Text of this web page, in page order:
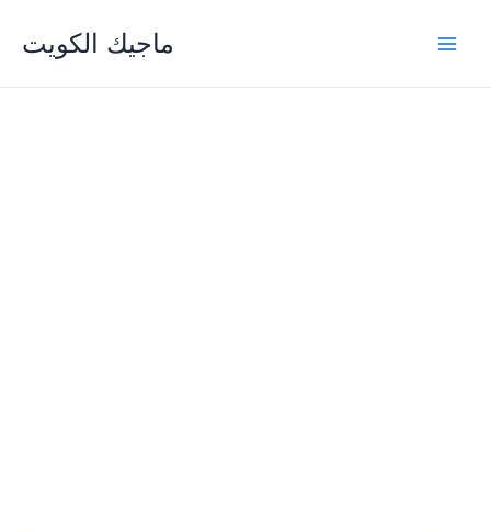
content
ماجيك الكويت